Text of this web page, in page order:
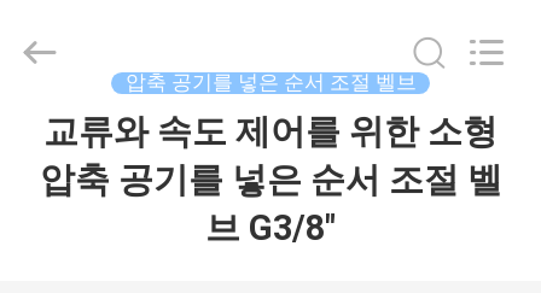
Copyright
FENGHUA
AUTOMATIC
CONTROL
CO.,LTD.
압축 공기를 넣은 순서 조절 벨브
교류와 속도 제어를 위한 소형
압축 공기를 넣은 순서 조절 벨
브 G3/8"